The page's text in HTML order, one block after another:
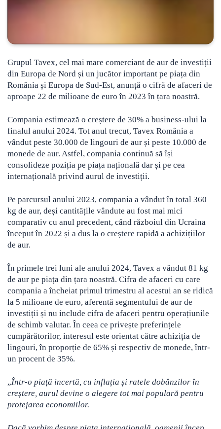
Grupul Tavex, cel mai mare comerciant de aur de investiții
din Europa de Nord și un jucător important pe piața din
România și Europa de Sud-Est, anunță o cifră de afaceri de
aproape 22 de milioane de euro în 2023 în țara noastră.
Compania estimează o creștere de 30% a business-ului la
finalul anului 2024. Tot anul trecut, Tavex România a
vândut peste 30.000 de lingouri de aur și peste 10.000 de
monede de aur. Astfel, compania continuă să își
consolideze poziția pe piața națională dar și pe cea
internațională privind aurul de investiții.
Pe parcursul anului 2023, compania a vândut în total 360
kg de aur, deși cantitățile vândute au fost mai mici
comparativ cu anul precedent, când războiul din Ucraina
început în 2022 și a dus la o creștere rapidă a achizițiilor
de aur.
În primele trei luni ale anului 2024, Tavex a vândut 81 kg
de aur pe piața din țara noastră. Cifra de afaceri cu care
compania a încheiat primul trimestru al acestui an se ridică
la 5 milioane de euro, aferentă segmentului de aur de
investiții și nu include cifra de afaceri pentru operațiunile
de schimb valutar. În ceea ce privește preferințele
cumpărătorilor, interesul este orientat către achiziția de
lingouri, în proporție de 65% și respectiv de monede, într-
un procent de 35%.
„Într-o piață incertă, cu inflația și ratele dobânzilor în
creștere, aurul devine o alegere tot mai populară pentru
protejarea economiilor.